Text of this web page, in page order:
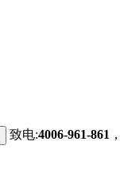
致电:4006-961-861